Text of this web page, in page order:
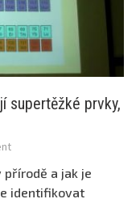
supertěžké prvky,
přírodě a jak je
identifikovat